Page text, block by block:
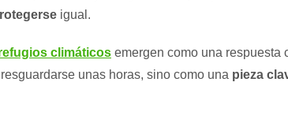
igual.
climáticos emergen como una respuesta
unas horas, sino como una pieza